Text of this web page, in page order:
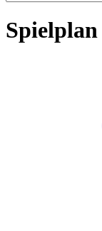
Spielplan